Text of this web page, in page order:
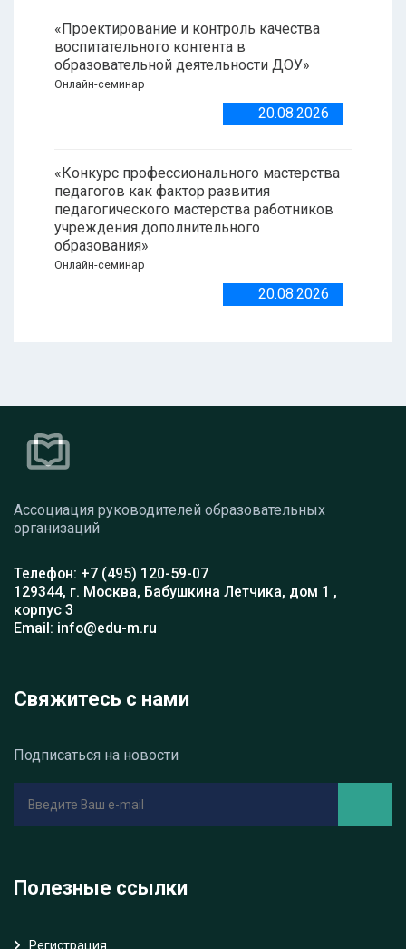
«Проектирование и контроль качества
воспитательного контента в
образовательной деятельности ДОУ»
Онлайн-семинар
20.08.2026
«Конкурс профессионального мастерства
педагогов как фактор развития
педагогического мастерства работников
учреждения дополнительного
образования»
Онлайн-семинар
20.08.2026
Ассоциация руководителей образовательных
организаций
Телефон: +7 (495) 120-59-07
129344, г. Москва, Бабушкина Летчика, дом 1 ,
корпус 3
Email: info@edu-m.ru
Свяжитесь с нами
Подписаться на новости
Полезные ссылки
Регистрация